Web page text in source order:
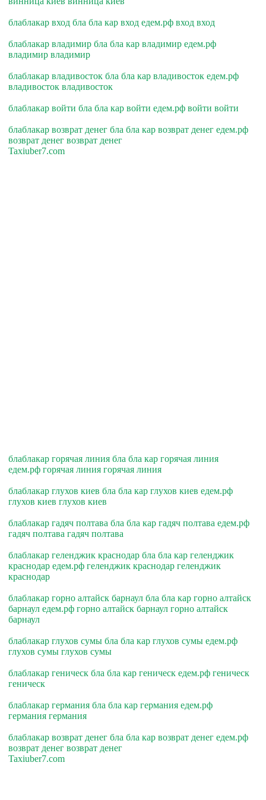
блаблакар вход бла бла кар вход едем.рф вход вход
блаблакар владимир бла бла кар владимир едем.рф
владимир владимир
блаблакар владивосток бла бла кар владивосток едем.рф
владивосток владивосток
блаблакар войти бла бла кар войти едем.рф войти войти
блаблакар возврат денег бла бла кар возврат денег едем.рф
возврат денег возврат денег
Taxiuber7.com
блаблакар горячая линия бла бла кар горячая линия
едем.рф горячая линия горячая линия
блаблакар глухов киев бла бла кар глухов киев едем.рф
глухов киев глухов киев
блаблакар гадяч полтава бла бла кар гадяч полтава едем.рф
гадяч полтава гадяч полтава
блаблакар геленджик краснодар бла бла кар геленджик
краснодар едем.рф геленджик краснодар геленджик
краснодар
блаблакар горно алтайск барнаул бла бла кар горно алтайск
барнаул едем.рф горно алтайск барнаул горно алтайск
барнаул
блаблакар глухов сумы бла бла кар глухов сумы едем.рф
глухов сумы глухов сумы
блаблакар геническ бла бла кар геническ едем.рф геническ
геническ
блаблакар германия бла бла кар германия едем.рф
германия германия
блаблакар возврат денег бла бла кар возврат денег едем.рф
возврат денег возврат денег
Taxiuber7.com